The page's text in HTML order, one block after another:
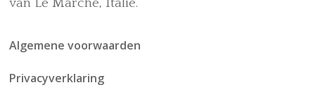
Algemene voorwaarden
Privacyverklaring